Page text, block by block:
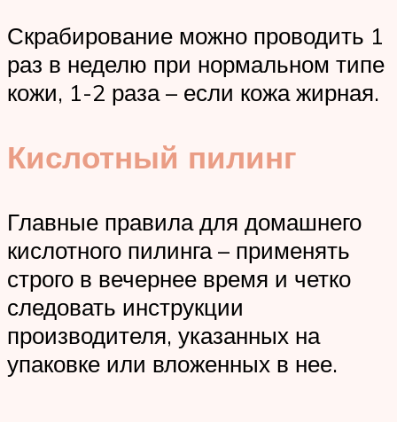
Скрабирование можно проводить 1
раз в неделю при нормальном типе
кожи, 1-2 раза – если кожа жирная.
Кислотный пилинг
Главные правила для домашнего
кислотного пилинга – применять
строго в вечернее время и четко
следовать инструкции
производителя, указанных на
упаковке или вложенных в нее.